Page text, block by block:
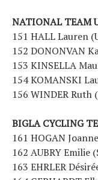
NATIONAL TEAM
151 HALL Lauren
152 DONONVAN
153 KINSELLA
154 KOMANSKI
156 WINDER Ruth
BIGLA CYCLING
161 HOGAN
162 AUBRY Emilie
163 EHRLER